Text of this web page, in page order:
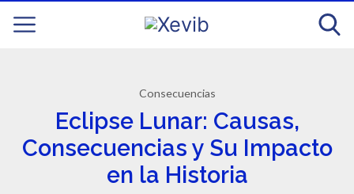
Consecuencias
Eclipse Lunar: Causas,
Consecuencias y Su Impacto
en la Historia